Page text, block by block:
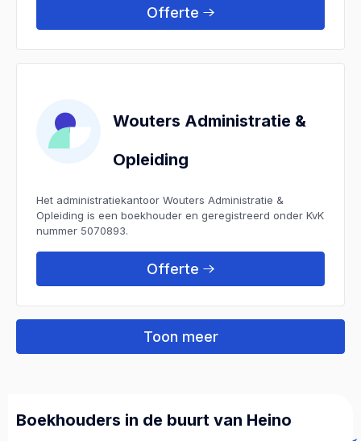
Offerte
Wouters Administratie &
Opleiding
Het administratiekantoor Wouters Administratie &
Opleiding is een boekhouder en geregistreerd onder KvK
nummer 5070893.
Offerte
Toon meer
Boekhouders in de buurt van Heino